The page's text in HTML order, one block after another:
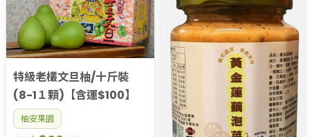
特級老欉文旦柚/十斤裝
(8-1１顆)【含運$100】
柚安果園